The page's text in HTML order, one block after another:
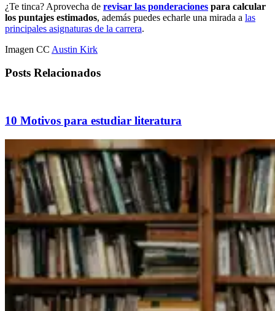
¿Te tinca? Aprovecha de revisar las ponderaciones para calcular
los puntajes estimados, además puedes echarle una mirada a las
principales asignaturas de la carrera.
Imagen CC Austin Kirk
Posts Relacionados
10 Motivos para estudiar literatura